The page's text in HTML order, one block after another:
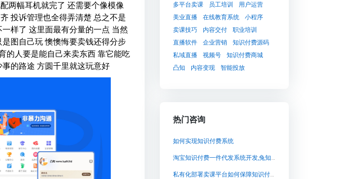
两幅耳机就完了 还需要个像模像
投诉管理也全得弄清楚 总之不是
样了 这里面最有分量的一点 当然
图自己玩 懊懊悔要卖钱还得分步
的人要是能自己来卖东西 靠它能吃
的路途 方圆千里就这玩意好
多平台卖课
员工培训
用户运营
美业直播
在线教育系统
小程序
卖课技巧
内容交付
职业培训
直播软件
企业营销
知识付费源码
私域直播
视频号
知识付费商城
凸知
内容变现 智能投放
热门咨询
如何实现知识付费系统
淘宝知识付费一件代发系统开发,兔知云课堂：以源码交付的高自由度知识付费系统
私有化部署卖课平台如何保障知识付费业务的数据安全与自主权